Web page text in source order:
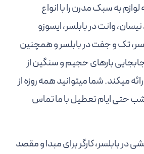
به سبک مدرن را با انواع
وانت در بابلسر، ایسوزو
تک و جفت در بابلسر و همچنین
بارهای حجیم و سنگین از
میکند. شما میتوانید همه روزه از
8 صبح الی 8 شب حتی ایام تعطیل با ما تماس
در بابلسر، کارگر برای مبدا و مقصد